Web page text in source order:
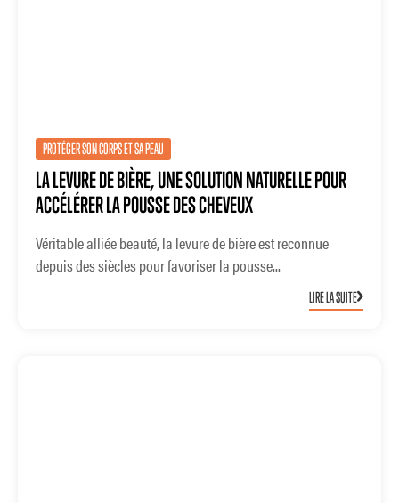
PROTÉGER SON CORPS ET SA PEAU
LA LEVURE DE BIÈRE, UNE SOLUTION NATURELLE POUR
ACCÉLÉRER LA POUSSE DES CHEVEUX
Véritable alliée beauté, la levure de bière est reconnue
depuis des siècles pour favoriser la pousse...
LIRE LA SUITE